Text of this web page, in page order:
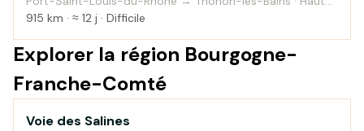
Savoie
915 km · ≈ 12 j · Difficile
Explorer la région Bourgogne-
Franche-Comté
Campagne
Voie des Salines